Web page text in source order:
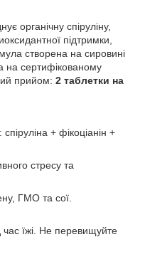
органічну спіруліну,
підтримки,
створена на сировині
на сертифікованому
прийом: 2 таблетки на
+ фікоціанін +
стресу та
ГМО та сої.
час їжі. Не перевищуйте